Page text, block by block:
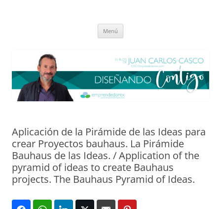
Menú
Aplicación de la Pirámide de las Ideas para
crear Proyectos bauhaus. La Pirámide
Bauhaus de las Ideas. / Application of the
pyramid of ideas to create Bauhaus
projects. The Bauhaus Pyramid of Ideas.